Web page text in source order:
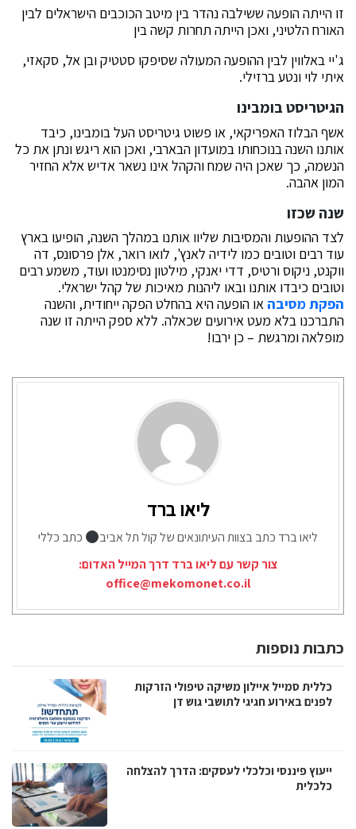
זו הייתה הופעה ששילבה נהדר בין מיטב הכוכבים הישראלים לבין
האורח הלטיני, ואכן הייתה תחרות קשה בין
ג'יי באלווין לבין ההופעה המעולה שסיפקו סטטיק ובן אל, סקאזי,
איתי לוי ונטע ברזילי.
הגיטריסט בומבינו
אשף הבלוז האפריקאי, או פשוט גיטריסט העל בומבינו, כיבד
אותנו השנה בנוכחותו במועדון הבארבי, ואכן הוא ריגש ונתן את כל
הנשמה, כך שאכן היה שמח והקהל אינו נשאר אדיש אלא החזיר
המון אהבה.
שנה שכזו
לצד ההופעות והמסיבות שליוו אותנו במהלך השנה, הופיעו בארץ
עוד רבים וטובים כמו לידיה לאנץ', לואו רואר, אלן פרסונס, דה
ווקנט, ניקוס ורטיס, דדי יאנקי, מילטון נסימנטו ועוד, משמע רבים
וטובים כיבדו אותנו ובאו ליהנות מאיכות של קהל ישראלי.
הפקת מסיבה או הופעה היא בהחלט הפקה ייחודית, והשנה
התברכנו בלא מעט אירועים שכאלה. ללא ספק הייתה זו שנה
מופלאה ומרגשת – כן ירבו!
ליאו ברד
ליאו ברד כתב בצוות העיתונאים של קול תל אביב
כתב כללי
צור קשר עם ליאו ברד דרך המייל האדום:
office@mekomonet.co.il
כתבות נוספות
כללית סמייל איילון משיקה טיפולי הזרקות
לפנים באירוע חגיגי לתושבי גוש דן
ייעוץ פיננסי וכלכלי לעסקים: הדרך להצלחה
כלכלית